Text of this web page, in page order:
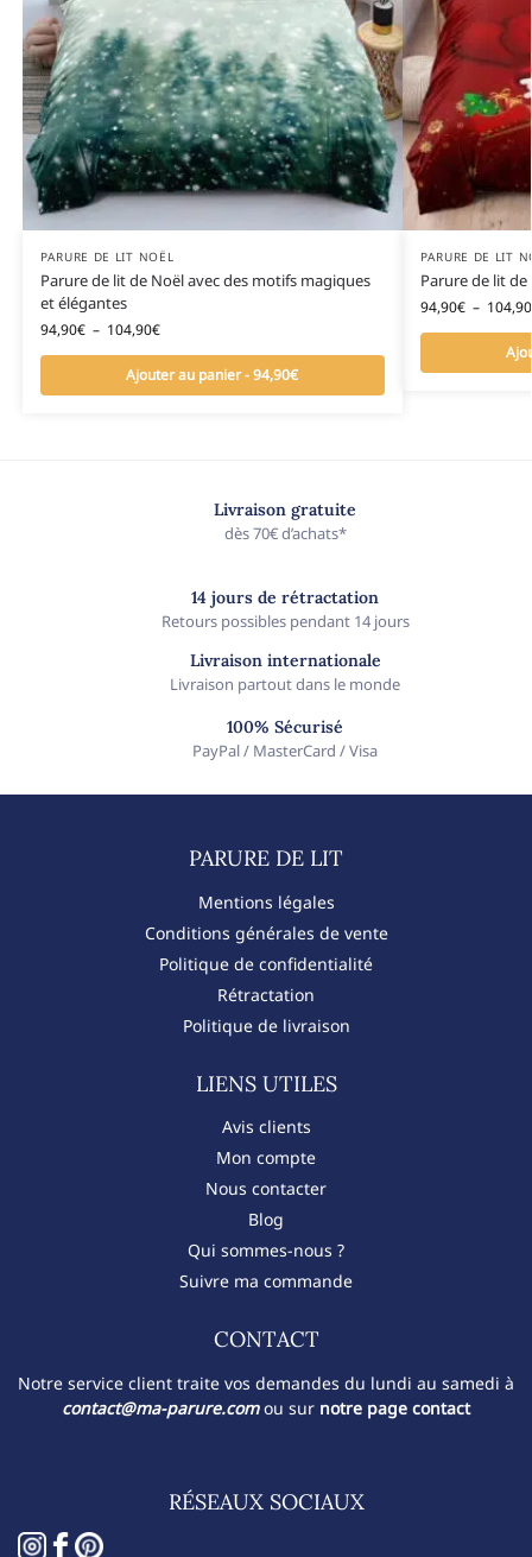
PARURE DE LIT NOËL
Parure de lit de Noël avec des motifs magiques
et élégantes
94,90€ – 104,90€
Ajouter au panier - 94,90€
PARURE DE LIT
Parure de lit
94,90€ – 104,90
Livraison gratuite
dès 70€ d’achats*
14 jours de rétractation
Retours possibles pendant 14 jours
Livraison internationale
Livraison partout dans le monde
100% Sécurisé
PayPal / MasterCard / Visa
PARURE DE LIT​
Mentions légales
Conditions générales de vente
Politique de confidentialité
Rétractation
Politique de livraison
LIENS UTILES
Avis clients
Mon compte
Nous contacter
Blog
Qui sommes-nous ?
Suivre ma commande
CONTACT​
Notre service client traite vos demandes du lundi au samedi à
contact@ma-parure.comou sur notre page contact
RÉSEAUX SOCIAUX